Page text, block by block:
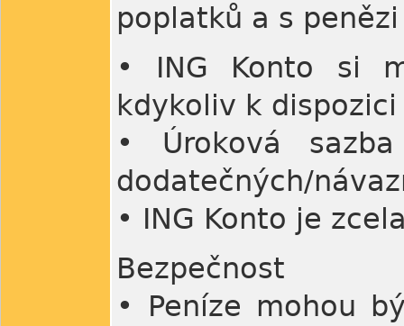
poplatků a s
• ING Konto si
kdykoliv k dispozici
• Úroková
dodatečných/
• ING Konto je
Bezpečnost
• Peníze mohou